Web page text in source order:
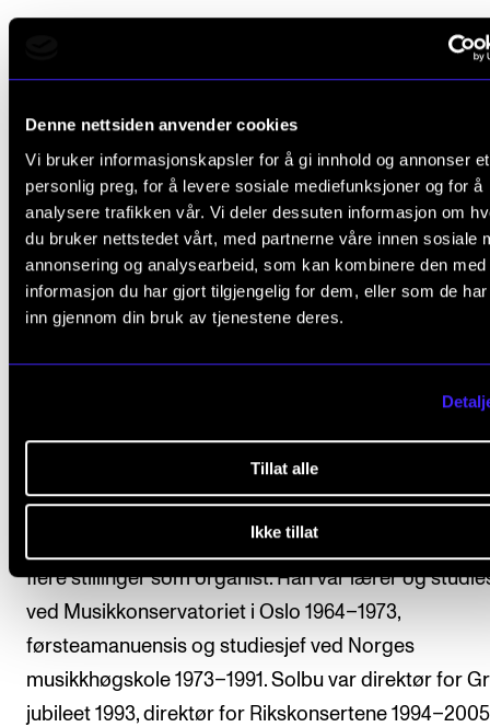
Denne nettsiden anvender cookies
Vi bruker informasjonskapsler for å gi innhold og annonser et
personlig preg, for å levere sosiale mediefunksjoner og for å
analysere trafikken vår. Vi deler dessuten informasjon om
du bruker nettstedet vårt, med partnerne våre innen sosiale
annonsering og analysearbeid, som kan kombinere den med
informasjon du har gjort tilgjengelig for dem, eller som de
inn gjennom din bruk av tjenestene deres.
Tillat alle
Ikke tillat
Einar Solbu (1942–), er utdannet kirkemusiker og
flere stillinger som organist. Han var lærer og
ved Musikkonservatoriet i Oslo 1964–1973,
førsteamanuensis og studiesjef ved Norges
musikkhøgskole 1973–1991. Solbu var direktør for
jubileet 1993, direktør for Rikskonsertene